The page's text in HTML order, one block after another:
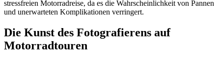
stressfreien Motorradreise, da es die Wahrscheinlichkeit von Pannen
und unerwarteten Komplikationen verringert.
Die Kunst des Fotografierens auf
Motorradtouren